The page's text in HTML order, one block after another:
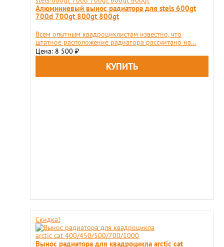
Алюминиевый вынос радиатора для stels 600gt
700d 700gt 800gt 800gt
Всем опытным квадроциклистам известно, что
штатное расположение радиатора рассчитано на...
Цена: 8 500 ₽
Скидка!
Вынос радиатора для квадроцикла arctic cat